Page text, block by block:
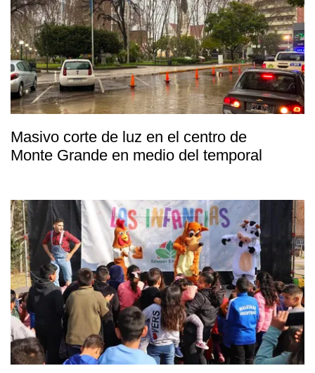
Masivo corte de luz en el centro de
Monte Grande en medio del temporal